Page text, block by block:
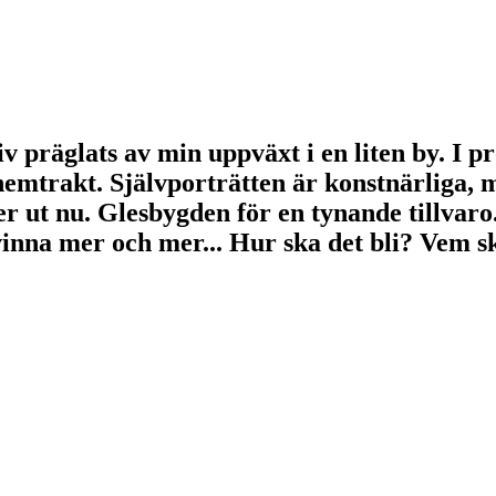
präglats av min uppväxt i en liten by. I
Självporträtten är konstnärliga,
ut nu. Glesbygden för en tynande
mer och mer... Hur ska det bli? Vem